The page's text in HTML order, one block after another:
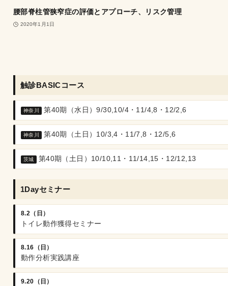
腰部脊柱管狭窄症の評価とアプローチ、リスク管理
2020年1月1日
触診BASICコース
神奈川 第40期（水日）9/30,10/4・11/4,8・12/2,6
神奈川 第40期（土日）10/3,4・11/7,8・12/5,6
茨城 第40期（土日）10/10,11・11/14,15・12/12,13
1Dayセミナー
8.2（日）
トイレ動作獲得セミナー
8.16（日）
動作分析実践講座
9.20（日）